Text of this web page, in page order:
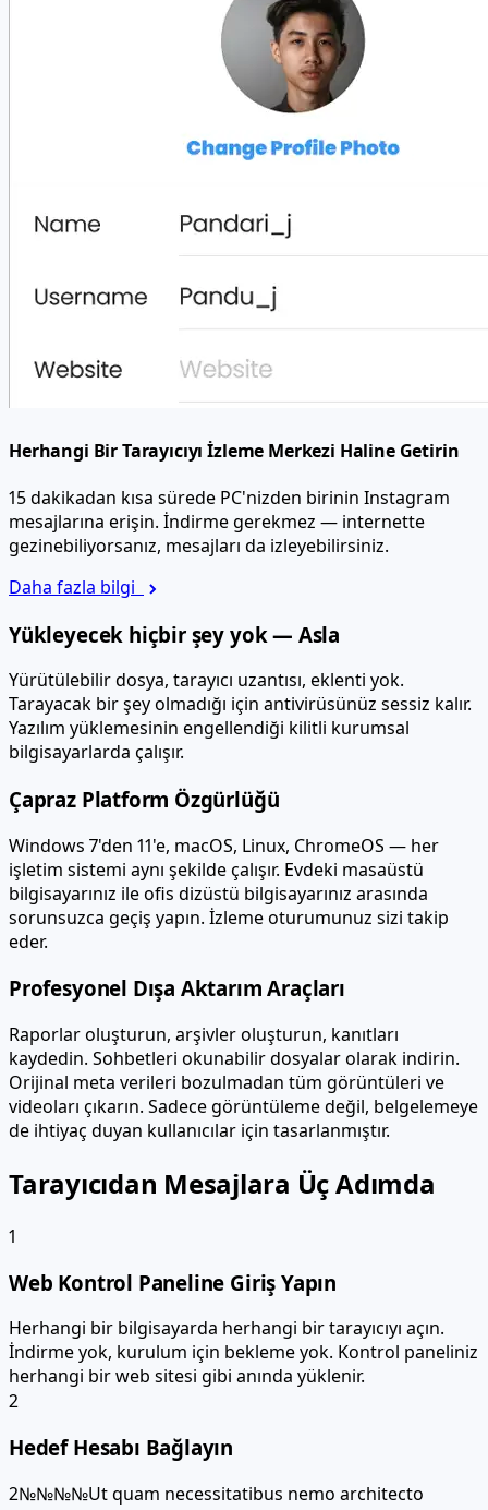
Herhangi Bir Tarayıcıyı İzleme Merkezi Haline Getirin
15 dakikadan kısa sürede PC'nizden birinin Instagram
mesajlarına erişin. İndirme gerekmez — internette
gezinebiliyorsanız, mesajları da izleyebilirsiniz.
Daha fazla bilgi
Yükleyecek hiçbir şey yok — Asla
Yürütülebilir dosya, tarayıcı uzantısı, eklenti yok.
Tarayacak bir şey olmadığı için antivirüsünüz sessiz kalır.
Yazılım yüklemesinin engellendiği kilitli kurumsal
bilgisayarlarda çalışır.
Çapraz Platform Özgürlüğü
Windows 7'den 11'e, macOS, Linux, ChromeOS — her
işletim sistemi aynı şekilde çalışır. Evdeki masaüstü
bilgisayarınız ile ofis dizüstü bilgisayarınız arasında
sorunsuzca geçiş yapın. İzleme oturumunuz sizi takip
eder.
Profesyonel Dışa Aktarım Araçları
Raporlar oluşturun, arşivler oluşturun, kanıtları
kaydedin. Sohbetleri okunabilir dosyalar olarak indirin.
Orijinal meta verileri bozulmadan tüm görüntüleri ve
videoları çıkarın. Sadece görüntüleme değil, belgelemeye
de ihtiyaç duyan kullanıcılar için tasarlanmıştır.
Tarayıcıdan Mesajlara Üç Adımda
1
Web Kontrol Paneline Giriş Yapın
Herhangi bir bilgisayarda herhangi bir tarayıcıyı açın.
İndirme yok, kurulum için bekleme yok. Kontrol paneliniz
herhangi bir web sitesi gibi anında yüklenir.
2
Hedef Hesabı Bağlayın
2№№№№Ut quam necessitatibus nemo architecto